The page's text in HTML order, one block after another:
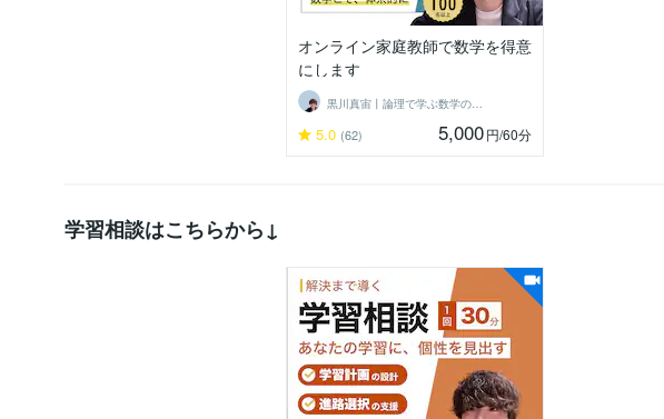
オンライン家庭教師で数学を得意
にします
5.0 (62) 5,000円/60分
学習相談はこちらから↓